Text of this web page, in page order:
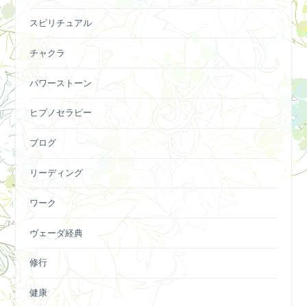
スピリチュアル
チャクラ
パワーストーン
ヒプノセラピー
ブログ
リーディング
ワーク
ヴェーダ経典
修行
健康